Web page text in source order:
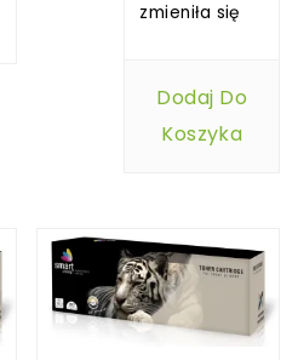
zmieniła się
Dodaj Do
Koszyka